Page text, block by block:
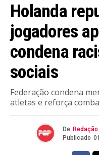
Holanda
jogadores
condena
sociais
Federação condena
atletas e reforça
De Redação
Publicado